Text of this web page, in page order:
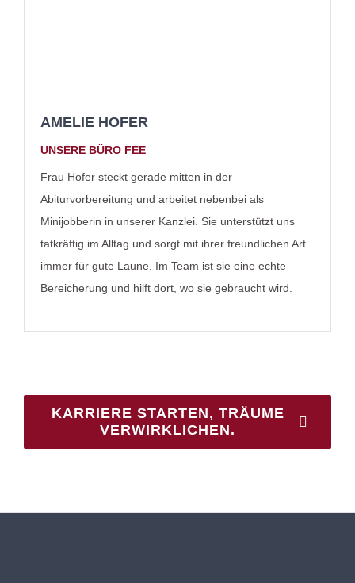
AMELIE HOFER
UNSERE BÜRO FEE
Frau Hofer steckt gerade mitten in der
Abiturvorbereitung und arbeitet nebenbei als
Minijobberin in unserer Kanzlei. Sie unterstützt uns
tatkräftig im Alltag und sorgt mit ihrer freundlichen Art
immer für gute Laune. Im Team ist sie eine echte
Bereicherung und hilft dort, wo sie gebraucht wird.
KARRIERE STARTEN, TRÄUME
VERWIRKLICHEN.